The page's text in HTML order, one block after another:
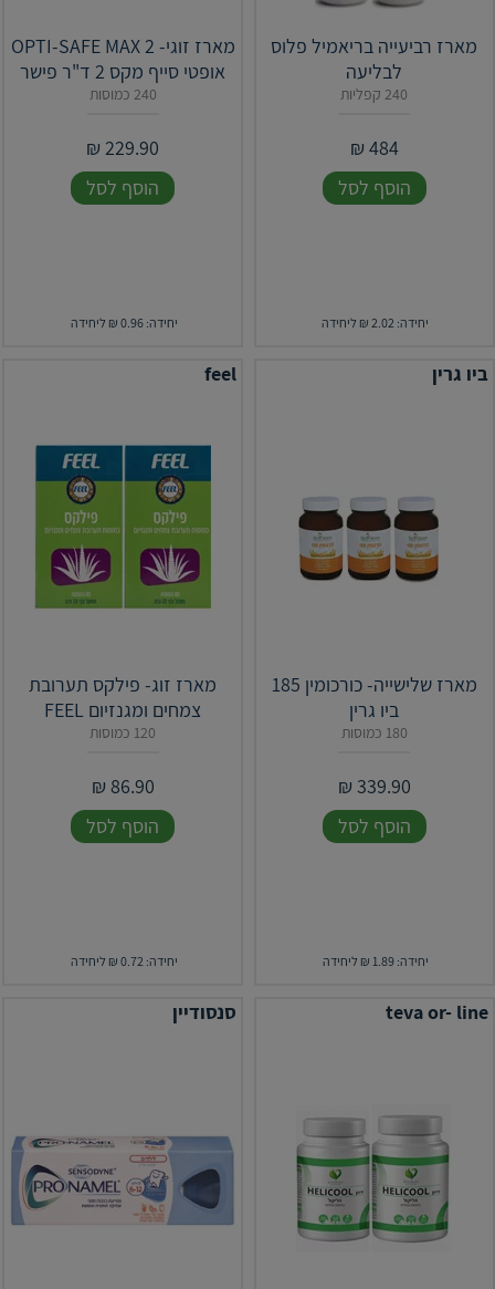
‎מארז רביעייה בריאמיל פלוס
לבליעה
240 קפליות
484
₪
הוסף לסל
יחידה: 2.02 ₪ ליחידה
מארז זוגי- OPTI-SAFE MAX 2
אופטי סייף מקס 2 ד"ר פישר
240 כמוסות
229.90
₪
הוסף לסל
יחידה: 0.96 ₪ ליחידה
ביו גרין
מארז שלישייה- כורכומין 185
ביו גרין
180 כמוסות
339.90
₪
הוסף לסל
יחידה: 1.89 ₪ ליחידה
feel
מארז זוג- פילקס תערובת
צמחים ומגנזיום FEEL
120 כמוסות
86.90
₪
הוסף לסל
יחידה: 0.72 ₪ ליחידה
teva or- line סנסודיין